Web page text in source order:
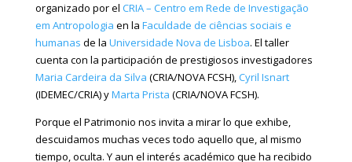
organizado por el CRIA – Centro em Rede de Investigação
em Antropologia en la Faculdade de ciências sociais e
humanas de la Universidade Nova de Lisboa. El taller
cuenta con la participación de prestigiosos investigadores
Maria Cardeira da Silva (CRIA/NOVA FCSH),Cyril Isnart
(IDEMEC/CRIA) yMarta Prista (CRIA/NOVA FCSH).
Porque el Patrimonio nos invita a mirar lo que exhibe,
descuidamos muchas veces todo aquello que, al mismo
tiempo, oculta. Y aun el interés académico que ha recibido